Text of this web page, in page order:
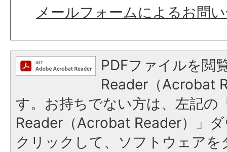
メールフォームによるお問
PDFファイルを閲
Reader（Acrobat
す。お持ちでない方は、左記の
Reader（Acrobat Reader）」
クリックして、ソフトウェア